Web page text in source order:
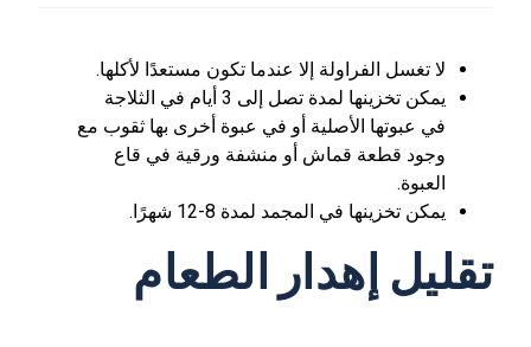
لا تغسل الفراولة إلا عندما تكون مستعدًا لأكلها.
يمكن تخزينها لمدة تصل إلى 3 أيام في الثلاجة
في عبوتها الأصلية أو في عبوة أخرى بها ثقوب مع
وجود قطعة قماش أو منشفة ورقية في قاع
العبوة.
يمكن تخزينها في المجمد لمدة 8-12 شهرًا.
تقليل إهدار الطعام